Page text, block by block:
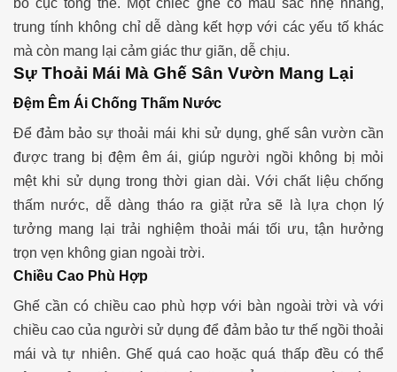
trung tính không chỉ dễ dàng kết hợp với các yếu tố khác
mà còn mang lại cảm giác thư giãn, dễ chịu.
Sự Thoải Mái Mà Ghế Sân Vườn Mang Lại
Đệm Êm Ái Chống Thấm Nước
Để đảm bảo sự thoải mái khi sử dụng, ghế sân vườn cần
được trang bị đệm êm ái, giúp người ngồi không bị mỏi
mệt khi sử dụng trong thời gian dài. Với chất liệu chống
thấm nước, dễ dàng tháo ra giặt rửa sẽ là lựa chọn lý
tưởng mang lại trải nghiệm thoải mái tối ưu, tận hưởng
trọn vẹn không gian ngoài trời.
Chiều Cao Phù Hợp
Ghế cần có chiều cao phù hợp với bàn ngoài trời và với
chiều cao của người sử dụng để đảm bảo tư thế ngồi thoải
mái và tự nhiên. Ghế quá cao hoặc quá thấp đều có thể